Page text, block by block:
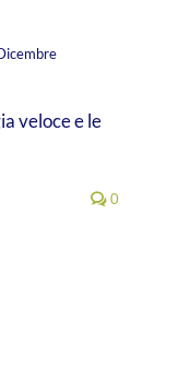
veloce e le
0